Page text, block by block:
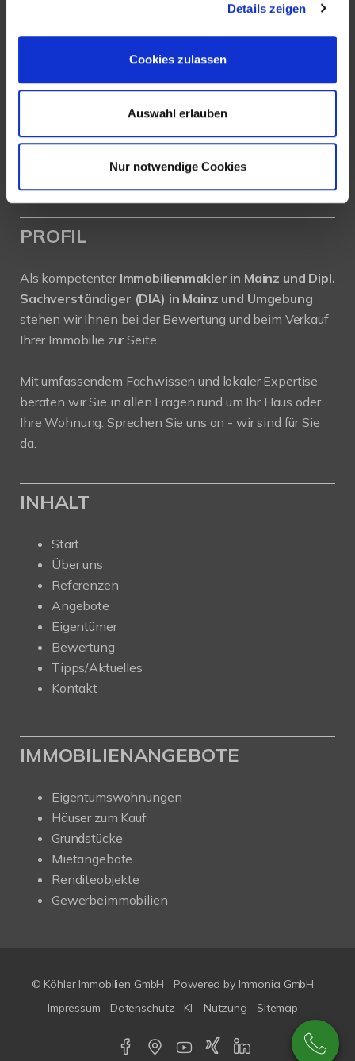
Details zeigen
Cookies zulassen
Auswahl erlauben
Nur notwendige Cookies
Köhler Immobilien GmbH
Bauschheimer Weg 28
Tel.: +49 (0) 6131 / 9010180
Fax: +49 (0) 6131 / 9010188
Internet: www.immobilien-koehler.de
PROFIL
Als kompetenter Immobilienmakler in Mainz und Dipl.
Sachverständiger (DIA) in Mainz und Umgebung
stehen wir Ihnen bei der Bewertung und beim Verkauf
Ihrer Immobilie zur Seite.
Mit umfassendem Fachwissen und lokaler Expertise
beraten wir Sie in allen Fragen rund um Ihr Haus oder
Ihre Wohnung. Sprechen Sie uns an - wir sind für Sie
da.
INHALT
Start
Über uns
Referenzen
Angebote
Eigentümer
Bewertung
Tipps/Aktuelles
Kontakt
IMMOBILIENANGEBOTE
Eigentumswohnungen
Häuser zum Kauf
Grundstücke
Mietangebote
Renditeobjekte
Gewerbeimmobilien
© Köhler Immobilien GmbH Powered by Immonia GmbH
Impressum
Datenschutz KI - Nutzung Sitemap